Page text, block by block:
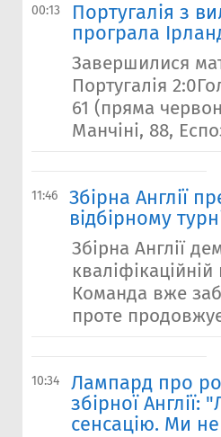
00:13
Португалія з
програла
Завершилися
Португалія
61 (пряма
Манчіні, 88,
11:46
Збірна Англії
відбірному
Збірна Англії
Команда вже
проте
10:34
Лампард про
збірної
сенсацію. Ми